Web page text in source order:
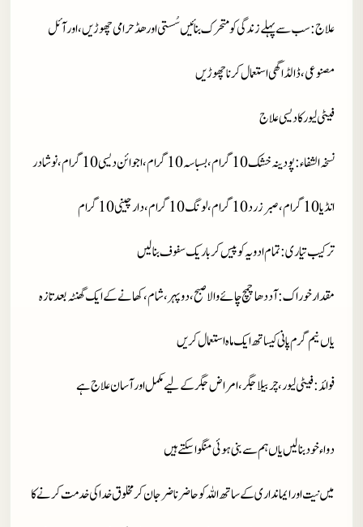
علاج: سب سے پہلے زندگی کو متحرک بنائیں سُستی اور ھڈ حرامی چھوڑیں، اور آئل
مصنوعی، ڈالڈا گھی استعمال کرنا چھوڑیں
فیٹی لیور کا دیسی علاج
نسخہ الشفاء
: پودینہ خشک 10 گرام، بسباسہ 10 گرام، اجوائن دیسی 10 گرام، نوشادر
انڈیا 10 گرام، صبر زرد 10 گرام، لونگ 10 گرام، دارچینی 10 گرام
ترکیب تیاری: تمام ادویہ کو پیس کر باریک سفوف بنا لیں
مقدار خوراک: آددھا چمچ چائے والا صبح، دوپہر، شام، کھانے کے ایک گھنٹہ بعد تازہ
یاں نیم گرم پانی کیساتھ ایک ماہ استعمال کریں
فوائد: فیٹی لیور، چربیلا جگر، امراض جگر کے لیے مکمل اور آسان علاج ہے
دواء خود بنا لیں یاں ہم سے بنی ہوئی منگوا سکتے ہیں
میں نیت اور ایمانداری کے ساتھ اللہ کو حاضر ناضر جان کر مخلوق خدا کی خدمت کرنے کا